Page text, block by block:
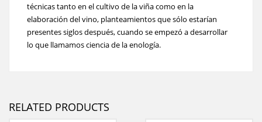
técnicas tanto en el cultivo de la viña como en la
elaboración del vino, planteamientos que sólo estarían
presentes siglos después, cuando se empezó a desarrollar
lo que llamamos ciencia de la enología.
RELATED PRODUCTS